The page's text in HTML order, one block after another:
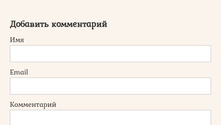
Добавить комментарий
Имя
Email
Комментарий